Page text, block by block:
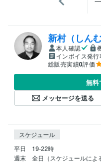
新村（しんむ
本人確認
インボイス発
総販売実績0評価
無料
メッセージを送る
スケジュール
平日　19-22時
週末　全日（スケジュールによ